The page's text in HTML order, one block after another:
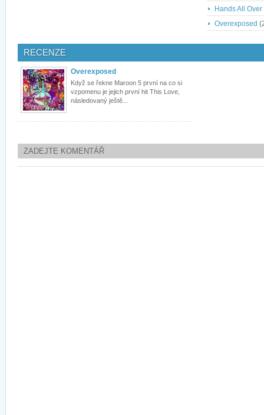
Hands All Over
Overexposed
RECENZE
Overexposed
Když se řekne Maroon 5 první na co si
vzpomenu je jejich první hit This Love,
následovaný ještě...
ZADEJTE KOMENTÁŘ